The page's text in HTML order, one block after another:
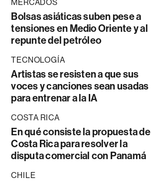
MERCADOS
Bolsas asiáticas suben pese a
tensiones en Medio Oriente y al
repunte del petróleo
TECNOLOGÍA
Artistas se resisten a que sus
voces y canciones sean usadas
para entrenar a la IA
COSTA RICA
En qué consiste la propuesta de
Costa Rica para resolver la
disputa comercial con Panamá
CHILE